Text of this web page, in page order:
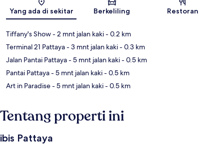
Peta
Yang ada di sekitar Berkeliling Restoran
Tiffany's Show- 2 mnt jalan kaki- 0.2 km
Terminal 21 Pattaya- 3 mnt jalan kaki- 0.3 km
Jalan Pantai Pattaya- 5 mnt jalan kaki- 0.5 km
Pantai Pattaya- 5 mnt jalan kaki- 0.5 km
Art in Paradise- 5 mnt jalan kaki- 0.5 km
Tentang properti ini
ibis Pattaya